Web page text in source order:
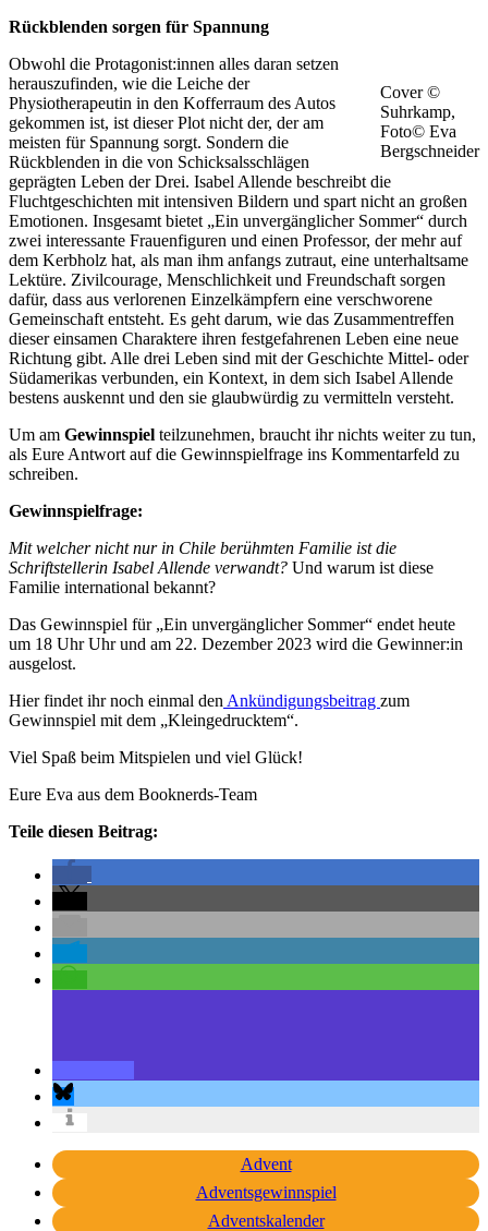
Rückblenden sorgen für Spannung
Cover ©
Suhrkamp,
Foto© Eva
Bergschneider
Obwohl die Protagonist:innen alles daran setzen
herauszufinden, wie die Leiche der
Physiotherapeutin in den Kofferraum des Autos
gekommen ist, ist dieser Plot nicht der, der am
meisten für Spannung sorgt. Sondern die
Rückblenden in die von Schicksalsschlägen
geprägten Leben der Drei. Isabel Allende beschreibt die
Fluchtgeschichten mit intensiven Bildern und spart nicht an großen
Emotionen. Insgesamt bietet „Ein unvergänglicher Sommer“ durch
zwei interessante Frauenfiguren und einen Professor, der mehr auf
dem Kerbholz hat, als man ihm anfangs zutraut, eine unterhaltsame
Lektüre. Zivilcourage, Menschlichkeit und Freundschaft sorgen
dafür, dass aus verlorenen Einzelkämpfern eine verschworene
Gemeinschaft entsteht. Es geht darum, wie das Zusammentreffen
dieser einsamen Charaktere ihren festgefahrenen Leben eine neue
Richtung gibt. Alle drei Leben sind mit der Geschichte Mittel- oder
Südamerikas verbunden, ein Kontext, in dem sich Isabel Allende
bestens auskennt und den sie glaubwürdig zu vermitteln versteht.
Um am Gewinnspiel teilzunehmen, braucht ihr nichts weiter zu tun,
als Eure Antwort auf die Gewinnspielfrage ins Kommentarfeld zu
schreiben.
Gewinnspielfrage:
Mit welcher nicht nur in Chile berühmten Familie ist die
Schriftstellerin Isabel Allende verwandt? Und warum ist diese
Familie international bekannt?
Das Gewinnspiel für „Ein unvergänglicher Sommer“ endet heute
um 18 Uhr Uhr und am 22. Dezember 2023 wird die Gewinner:in
ausgelost.
Hier findet ihr noch einmal den Ankündigungsbeitrag zum
Gewinnspiel mit dem „Kleingedrucktem“.
Viel Spaß beim Mitspielen und viel Glück!
Eure Eva aus dem Booknerds-Team
Teile diesen Beitrag:
Advent
Adventsgewinnspiel
Adventskalender